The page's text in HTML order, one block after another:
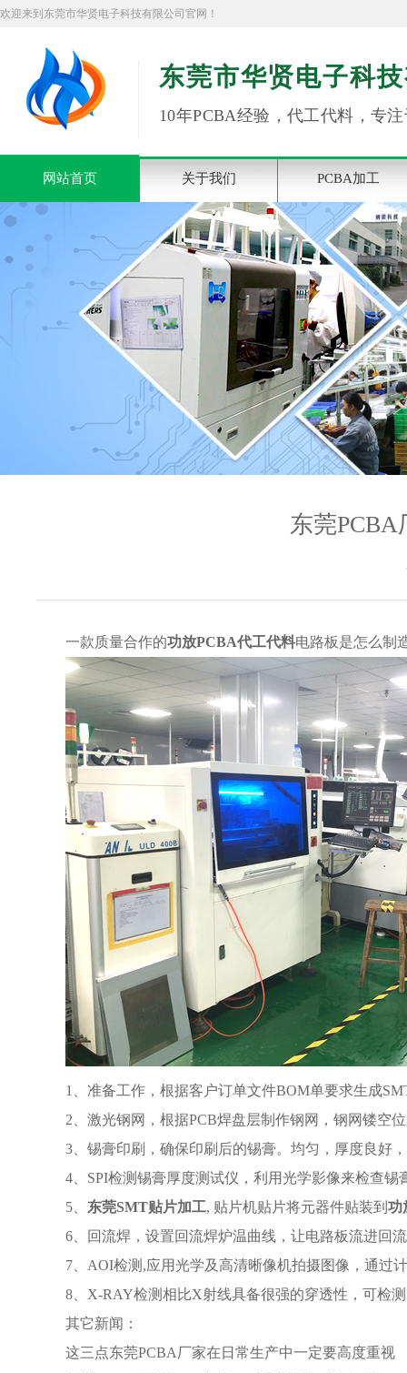
欢迎来到东莞市华贤电子科技有限公司官网！
东莞市华贤电子科
10年PCBA经验，代工代料，专
网站首页 关于我们 PCBA加工
东莞
一款质量合作的功放PCBA代工代料电路板是怎么制
1、准备工作，根据客户订单文件BOM单要求生成
2、激光钢网，根据PCB焊盘层制作钢网，钢网镂空
3、锡膏印刷，确保印刷后的锡膏。均匀，厚度良好
4、SPI检测锡膏厚度测试仪，利用光学影像来检查
5、 东莞SMT贴片加工, 贴片机贴片将元器件贴装到 功
6、回流焊，设置回流焊炉温曲线，让电路板流进回
7、AOI检测,应用光学及高清晰像机拍摄图像，通过
8、X-RAY检测相比X射线具备很强的穿透性，可检
其它新闻：
这三点东莞PCBA厂家在日常生产中一定要高度重视